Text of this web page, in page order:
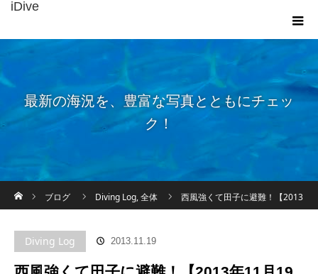
iDive
最新の海況を、豊富な写真とともにチェッ
ク！
ブログ
Diving Log,全体 西風強くて田子に避難！【2013
Diving Log 2013.11.19